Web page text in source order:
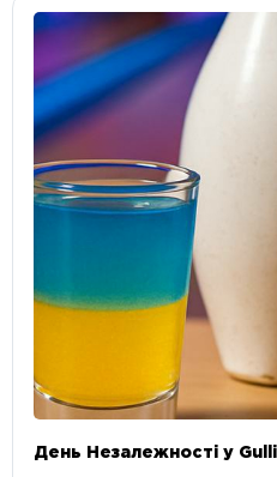
День Незалежності у